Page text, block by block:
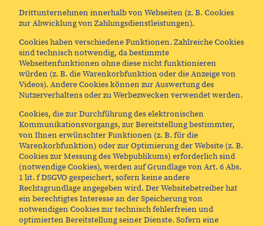
Drittunternehmen innerhalb von Webseiten (z. B. Cookies
zur Abwicklung von Zahlungsdienstleistungen).
Cookies haben verschiedene Funktionen. Zahlreiche Cookies
sind technisch notwendig, da bestimmte
Webseitenfunktionen ohne diese nicht funktionieren
würden (z. B. die Warenkorbfunktion oder die Anzeige von
Videos). Andere Cookies können zur Auswertung des
Nutzerverhaltens oder zu Werbezwecken verwendet werden.
Cookies, die zur Durchführung des elektronischen
Kommunikationsvorgangs, zur Bereitstellung bestimmter,
von Ihnen erwünschter Funktionen (z. B. für die
Warenkorbfunktion) oder zur Optimierung der Website (z. B.
Cookies zur Messung des Webpublikums) erforderlich sind
(notwendige Cookies), werden auf Grundlage von Art. 6 Abs.
1 lit. f DSGVO gespeichert, sofern keine andere
Rechtsgrundlage angegeben wird. Der Websitebetreiber hat
ein berechtigtes Interesse an der Speicherung von
notwendigen Cookies zur technisch fehlerfreien und
optimierten Bereitstellung seiner Dienste. Sofern eine